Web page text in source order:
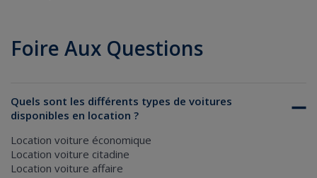
Foire Aux Questions
Quels sont les différents types de voitures
disponibles en location ?
Location voiture économique
Location voiture citadine
Location voiture affaire